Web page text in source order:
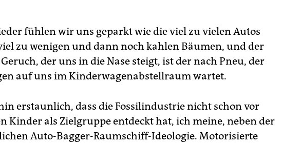
fühlen wir uns geparkt wie die viel zu vielen Autos
zu wenigen und dann noch kahlen Bäumen, und der
der uns in die Nase steigt, ist der nach Pneu, der
auf uns im Kinderwagenabstellraum wartet.
erstaunlich, dass die Fossilindustrie nicht schon vor
Kinder als Zielgruppe entdeckt hat, ich meine, neben der
Auto-Bagger-Raumschiff-Ideologie. Motorisierte